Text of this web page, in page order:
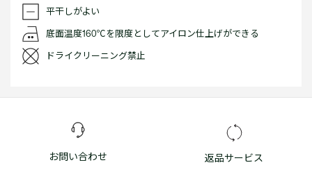
平干しがよい
底面温度160℃を限度としてアイロン仕上げができる
ドライクリーニング禁止
お問い合わせ 返品サービス